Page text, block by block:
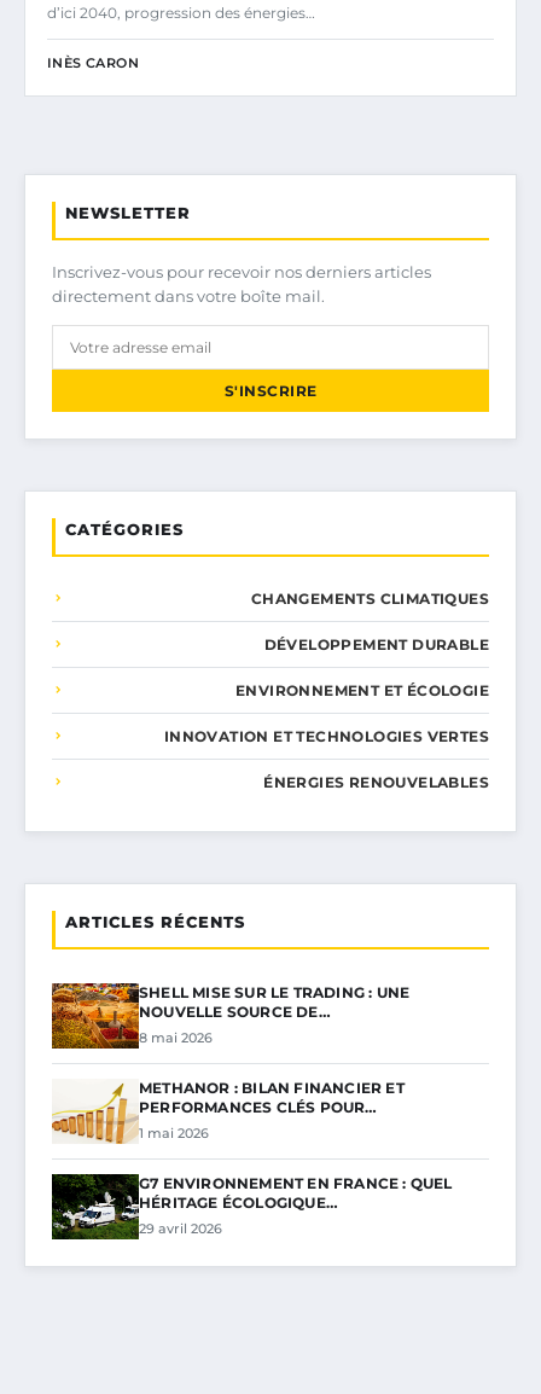
d’ici 2040, progression des énergies…
INÈS CARON
NEWSLETTER
Inscrivez-vous pour recevoir nos derniers articles
directement dans votre boîte mail.
S'INSCRIRE
CATÉGORIES
CHANGEMENTS CLIMATIQUES
DÉVELOPPEMENT DURABLE
ENVIRONNEMENT ET ÉCOLOGIE
INNOVATION ET TECHNOLOGIES VERTES
ÉNERGIES RENOUVELABLES
ARTICLES RÉCENTS
SHELL MISE SUR LE TRADING : UNE
NOUVELLE SOURCE DE…
8 mai 2026
METHANOR : BILAN FINANCIER ET
PERFORMANCES CLÉS POUR…
1 mai 2026
G7 ENVIRONNEMENT EN FRANCE : QUEL
HÉRITAGE ÉCOLOGIQUE…
29 avril 2026